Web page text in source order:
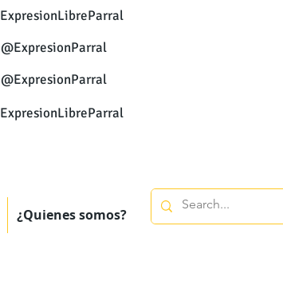
ExpresionLibreParral
@ExpresionParral
@ExpresionParral
ExpresionLibreParral
¿Quienes somos?